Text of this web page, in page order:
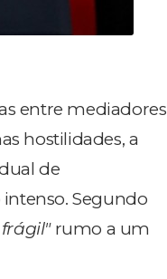
entre mediadores
hostilidades, a
de
Segundo
rumo a um